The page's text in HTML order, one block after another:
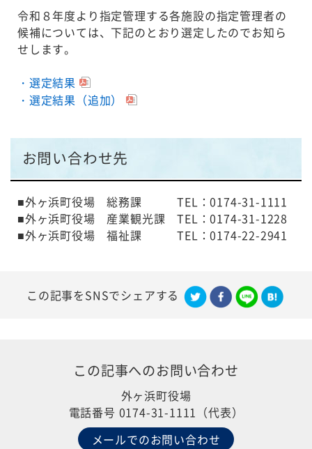
令和８年度より指定管理する各施設の指定管理者の
候補については、下記のとおり選定したのでお知ら
せします。
・選定結果
・選定結果（追加）
お問い合わせ先
■外ヶ浜町役場 総務課 TEL：0174-31-1111
■外ヶ浜町役場 産業観光課 TEL：0174-31-1228
■外ヶ浜町役場 福祉課 TEL：0174-22-2941
この記事をSNSでシェアする
この記事へのお問い合わせ
外ヶ浜町役場
電話番号 0174-31-1111（代表）
メールでのお問い合わせ